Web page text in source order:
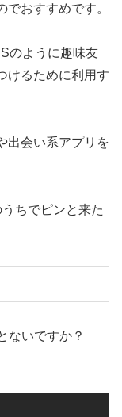
おすすめです。
のように趣味友
けるために利用す
出会い系アプリを
ちでピンと来た
ないですか？